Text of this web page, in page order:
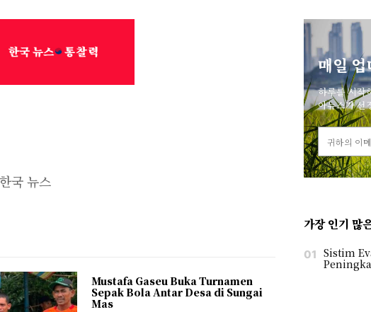
국 뉴스
Mustafa Gaseu Buka Turnamen
Sepak Bola Antar Desa di Sungai
Mas
매일 업
하루를 시작
아뉴스가 선
가장 인기 많
Sistim